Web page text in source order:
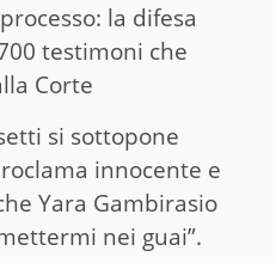
la difesa
testimoni che
Corte
si sottopone
innocente e
Yara Gambirasio
nei guai”.